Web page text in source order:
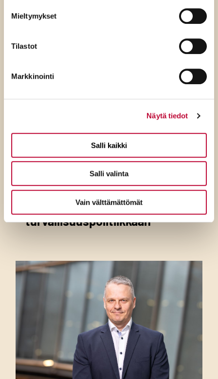
Mieltymykset
Tilastot
Markkinointi
Näytä tiedot
Salli kaikki
Salli valinta
Vain välttämättömät
SDP:n Tuppurainen:
Kokoomuksen ylimielisyys
ulottuu jo ulko- ja
turvallisuuspolitiikkaan